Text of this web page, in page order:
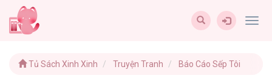
Tủ Sách Xinh Xinh Truyện Tranh Báo Cáo Sếp Tôi